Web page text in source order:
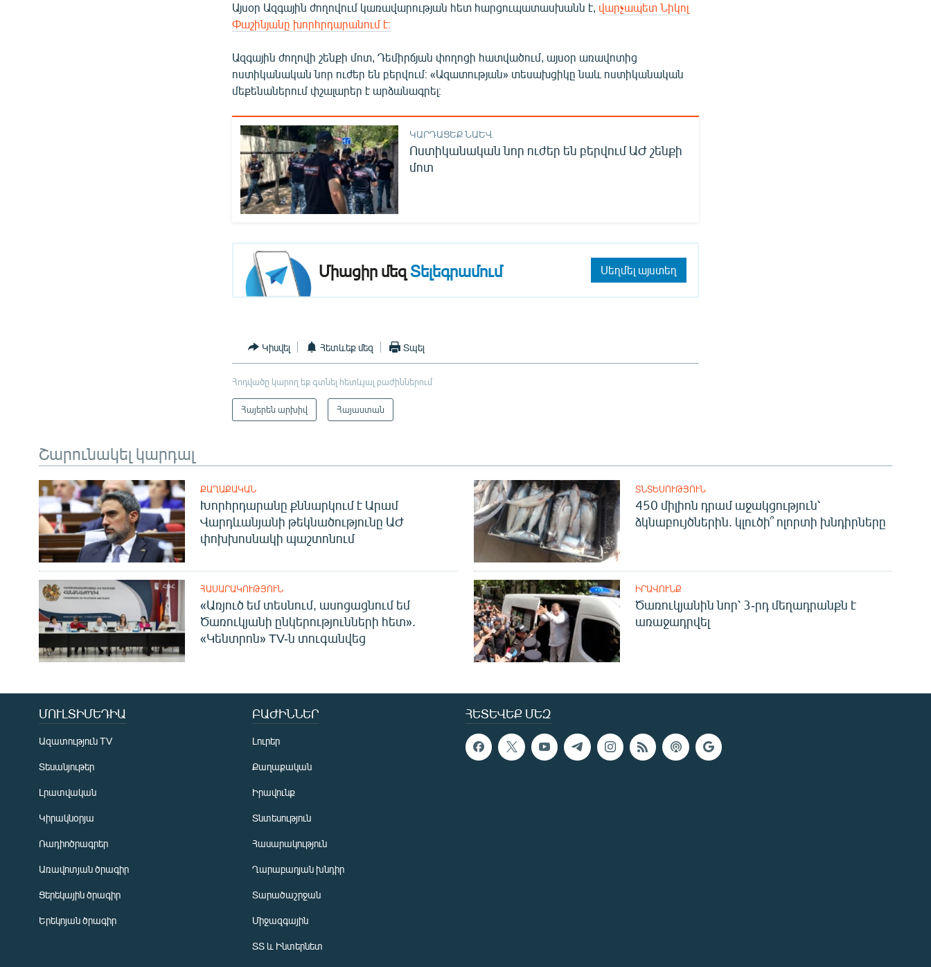
Այսօր Ազգային ժողովում կառավարության հետ հարցուպատասխանն է, վարչապետ Նիկոլ
Փաշինյանը խորհրդարանում է։
Ազգային ժողովի շենքի մոտ, Դեմիրճյան փողոցի հատվածում, այսօր առավոտից
ոստիկանական նոր ուժեր են բերվում։ «Ազատության» տեսախցիկը նաև ոստիկանական
մեքենաներում փշալարեր է արձանագրել։
ԿԱՐԴԱՑԵՔ ՆԱԵՎ
Ոստիկանական նոր ուժեր են բերվում ԱԺ շենքի
մոտ
Միացիր մեզ Տելեգրամում Սեղմել այստեղ
Կիսվել Հետևեք մեզ Տպել
Հոդվածը կարող եք գտնել հետևյալ բաժիններում
Հայերեն արխիվ Հայաստան
Շարունակել կարդալ
ՔԱՂԱՔԱԿԱՆ
Խորհրդարանը քննարկում է Արամ
Վարդևանյանի թեկնածությունը ԱԺ
փոխխոսնակի պաշտոնում
ՏՆՏԵՍՈՒԹՅՈՒՆ
450 միլիոն դրամ աջակցություն՝
ձկնաբույծներին. կլուծի՞ ոլորտի խնդիրները
ՀԱՍԱՐԱԿՈՒԹՅՈՒՆ
«Առյուծ եմ տեսնում, ասոցացնում եմ
Ծառուկյանի ընկերությունների հետ».
«Կենտրոն» TV-ն տուգանվեց
ԻՐԱՎՈՒՆՔ
Ծառուկյանին նոր՝ 3-րդ մեղադրանքն է
առաջադրվել
ՀԵՏԵՎԵՔ ՄԵԶ
ՄՈՒԼՏԻՄԵԴԻԱ
Ազատություն TV
Տեսանյութեր
Լրատվական
Կիրակնօրյա
Ռադիոծրագրեր
Առավոտյան ծրագիր
Ցերեկային ծրագիր
Երեկոյան ծրագիր
ԲԱԺԻՆՆԵՐ
Լուրեր
Քաղաքական
Իրավունք
Տնտեսություն
Հասարակություն
Ղարաբաղյան խնդիր
Տարածաշրջան
Միջազգային
ՏՏ և Ինտերնետ